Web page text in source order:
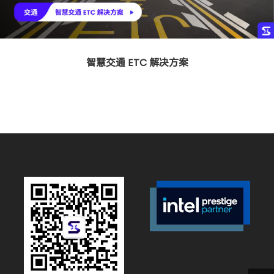
智慧交通 ETC 解决方案